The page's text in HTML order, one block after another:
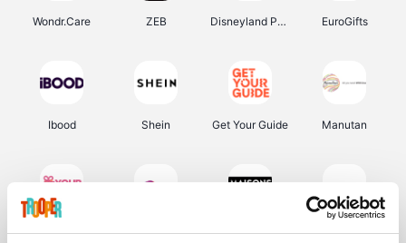
Wondr.Care ZEB Disneyland Paris EuroGifts
Ibood Shein Get Your Guide Manutan